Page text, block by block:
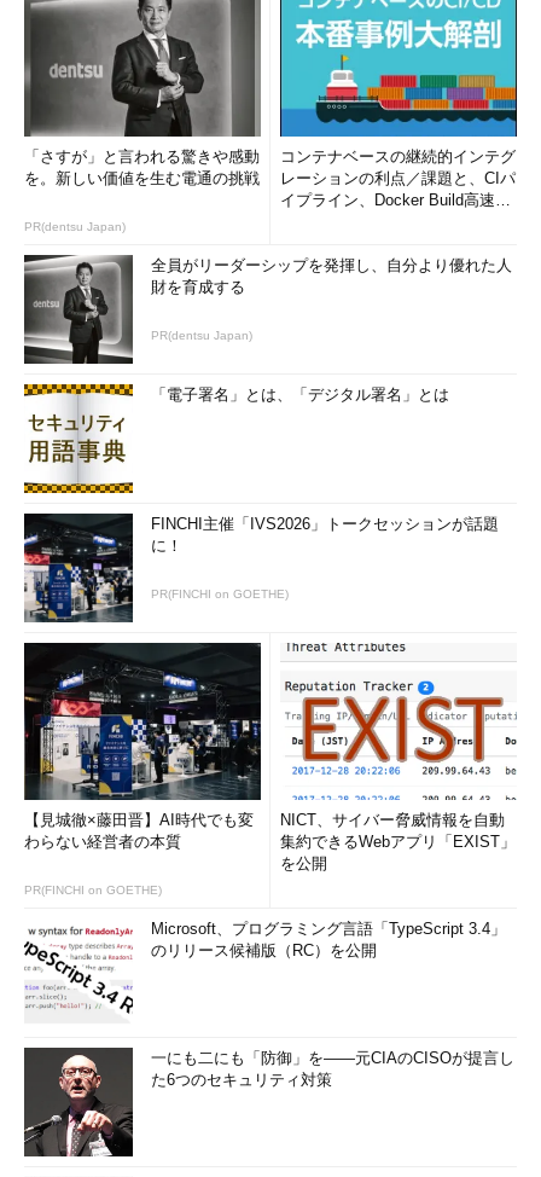
「さすが」と言われる驚きや感動
を。新しい価値を生む電通の挑戦
PR(dentsu Japan)
コンテナベースの継続的インテグ
レーションの利点／課題と、CIパ
イプライン、Docker Build高速化
全員がリーダーシップを発揮し、自分より優れた人
財を育成する
PR(dentsu Japan)
「電子署名」とは、「デジタル署名」とは
FINCHI主催「IVS2026」トークセッションが話題
に！
PR(FINCHI on GOETHE)
【見城徹×藤田晋】AI時代でも変
わらない経営者の本質
PR(FINCHI on GOETHE)
NICT、サイバー脅威情報を自動
集約できるWebアプリ「EXIST」
を公開
Microsoft、プログラミング言語「TypeScript 3.4」
のリリース候補版（RC）を公開
一にも二にも「防御」を――元CIAのCISOが提言し
た6つのセキュリティ対策